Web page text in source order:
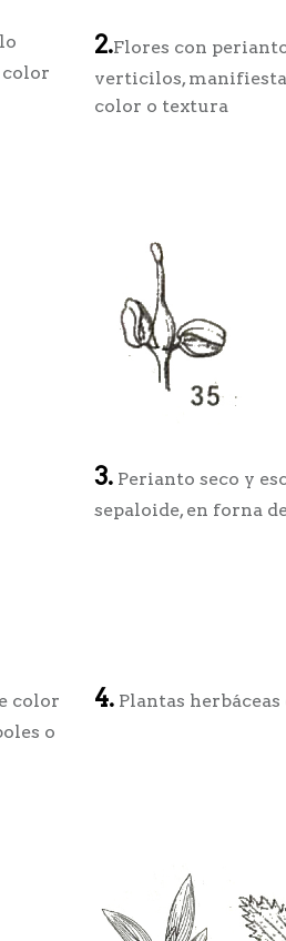
2.Flores con
verticilos,
color o textura
3. Perianto seco y
sepaloide, en forna
color
o
4. Plantas